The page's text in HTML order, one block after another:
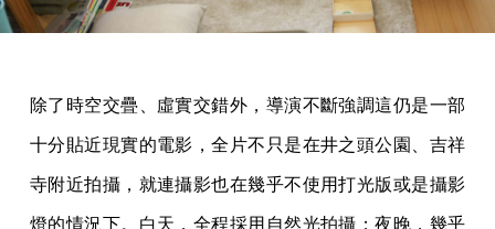
除了時空交疊、虛實交錯外，導演不斷強調這仍是一部
十分貼近現實的電影，全片不只是在井之頭公園、吉祥
寺附近拍攝，就連攝影也在幾乎不使用打光版或是攝影
燈的情況下。白天，全程採用自然光拍攝；夜晚，幾乎